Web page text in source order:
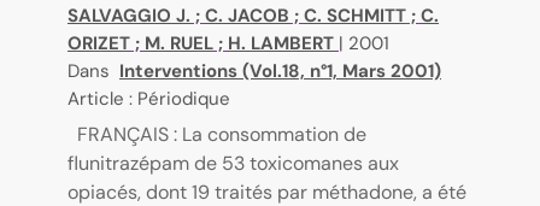
SALVAGGIO J. ; C. JACOB ; C. SCHMITT ; C.
ORIZET ; M. RUEL ; H. LAMBERT | 2001
Dans Interventions (Vol.18, n°1, Mars 2001)
Article : Périodique
FRANÇAIS : La consommation de
flunitrazépam de 53 toxicomanes aux
opiacés, dont 19 traités par méthadone, a été